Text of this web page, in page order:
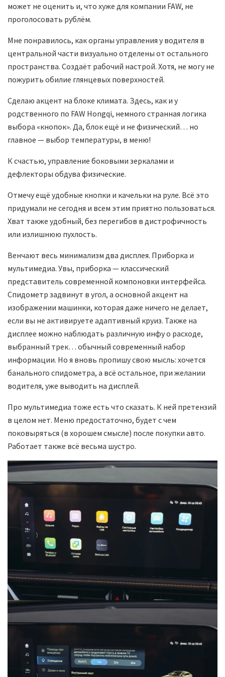
может не оценить и, что хуже для компании FAW, не
проголосовать рублём.
Мне понравилось, как органы управления у водителя в
центральной части визуально отделены от остального
пространства. Создаёт рабочий настрой. Хотя, не могу не
пожурить обилие глянцевых поверхностей.
Сделаю акцент на блоке климата. Здесь, как и у
родственного по FAW Hongqi, немного странная логика
выбора «кнопок». Да, блок ещё и не физический… но
главное — выбор температуры, в меню!
К счастью, управление боковыми зеркалами и
дефлекторы обдува физические.
Отмечу ещё удобные кнопки и качельки на руле. Всё это
придумали не сегодня и всем этим приятно пользоваться.
Хват также удобный, без перегибов в дистрофичность
или излишнюю пухлость.
Венчают весь минимализм два дисплея. Приборка и
мультимедиа. Увы, приборка — классический
представитель современной компоновки интерфейса.
Спидометр задвинут в угол, а основной акцент на
изображении машинки, которая даже ничего не делает,
если вы не активируете адаптивный круиз. Также на
дисплее можно наблюдать различную инфу о расходе,
выбранный трек… обычный современный набор
информации. Но я вновь пропишу свою мысль: хочется
банального спидометра, а всё остальное, при желании
водителя, уже выводить на дисплей.
Про мультимедиа тоже есть что сказать. К ней претензий
в целом нет. Меню предостаточно, будет с чем
поковыряться (в хорошем смысле) после покупки авто.
Работает также всё весьма шустро.